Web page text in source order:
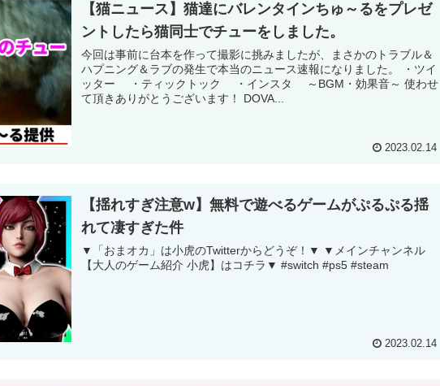
【猫ニュース】猫達にバレンタインちゅ～るをプレゼ
ントしたら猫同士でチューをしました。
今回は事前に台本を作って撮影に挑みましたが、まさかのトラブル＆
ハプニング＆ラブの発生で本当のニュース速報になりました。 ・ツイ
ッター ・ティックトック ・インスタ ～BGM・効果音～ 使わせ
て頂きありがとうございます！ DOVA...
2023.02.14
【揺れすぎ注意w】無料で遊べるゲームがぷるぷる揺
れて凄すぎた件
▼「おまオカ」は小虎のTwitterからどうぞ！▼ ▼メインチャンネル
【大人のゲーム紹介 小虎】はコチラ▼ #switch #ps5 #steam
2023.02.14